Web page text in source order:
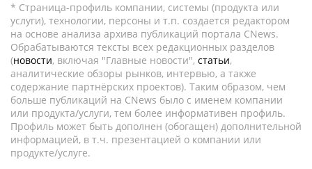
* Страница-профиль компании, системы (продукта или
услуги), технологии, персоны и т.п. создается редактором
на основе анализа архива публикаций портала CNews.
Обрабатываются тексты всех редакционных разделов
(новости, включая "Главные новости", статьи,
аналитические обзоры рынков, интервью, а также
содержание партнёрских проектов). Таким образом, чем
больше публикаций на CNews было с именем компании
или продукта/услуги, тем более информативен профиль.
Профиль может быть дополнен (обогащен) дополнительной
информацией, в т.ч. презентацией о компании или
продукте/услуге.